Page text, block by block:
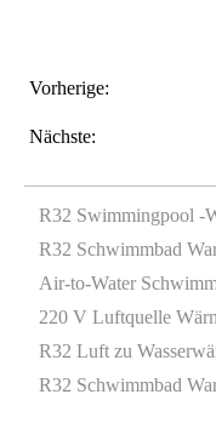
Vorherige:
Nächste:
R32 Swimmingpool -
R32 Schwimmbad
Air-to-Water
220 V Luftquelle
R32 Luft zu
R32 Schwimmbad